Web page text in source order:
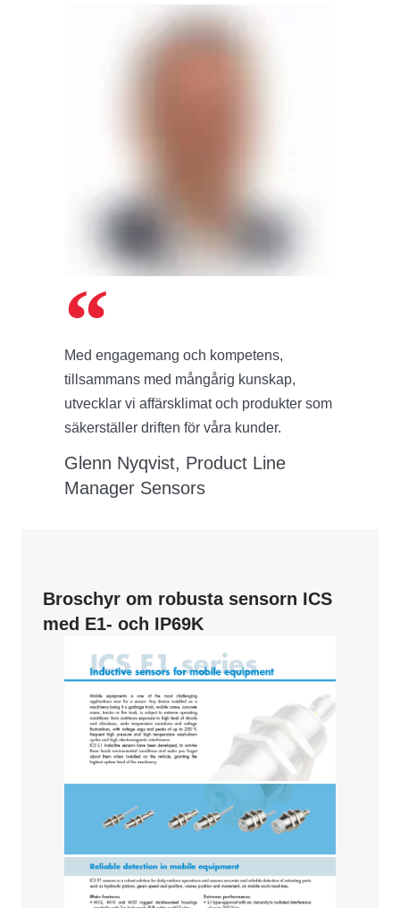
Med engagemang och kompetens,
tillsammans med mångårig kunskap,
utvecklar vi affärsklimat och produkter som
säkerställer driften för våra kunder.
Glenn Nyqvist, Product Line
Manager Sensors
Broschyr om robusta sensorn ICS
med E1- och IP69K